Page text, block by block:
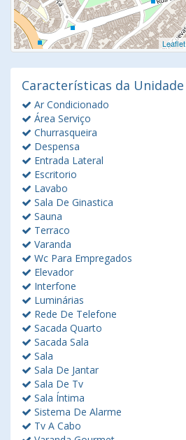
Leaflet
Características da Unidade
Ar Condicionado
Área Serviço
Churrasqueira
Despensa
Entrada Lateral
Escritorio
Lavabo
Sala De Ginastica
Sauna
Terraco
Varanda
Wc Para Empregados
Elevador
Interfone
Luminárias
Rede De Telefone
Sacada Quarto
Sacada Sala
Sala
Sala De Jantar
Sala De Tv
Sala Íntima
Sistema De Alarme
Tv A Cabo